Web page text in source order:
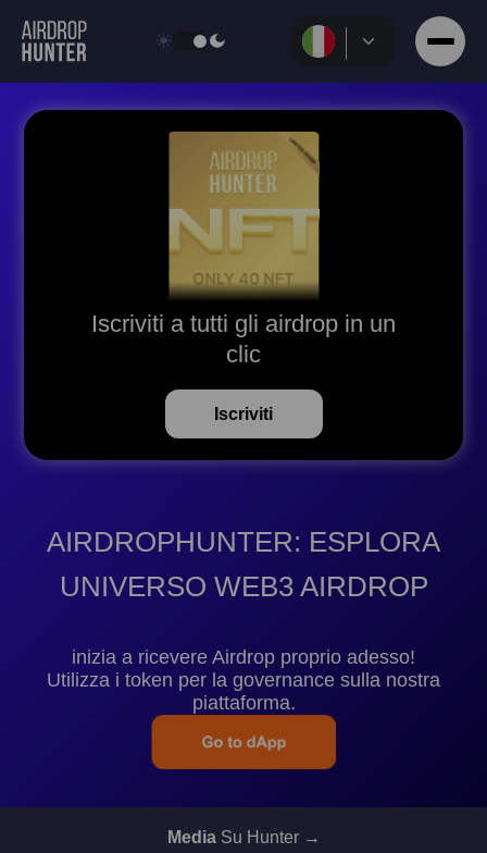
Iscriviti a tutti gli airdrop in un
clic
Iscriviti
AIRDROPHUNTER: ESPLORA
UNIVERSO WEB3 AIRDROP
inizia a ricevere Airdrop proprio adesso!
Utilizza i token per la governance sulla nostra
piattaforma.
Media Su Hunter →